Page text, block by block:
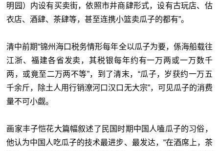
明园）内设有买卖街，依照市井商肆形式，设有古玩店、估
衣店、酒肆、茶肆等，甚至连携小篮卖瓜子的都有”。
清中前期“锦州海口税务情形每年全以瓜子为要，係海船载往
江浙、福建各省发卖，其税银每年约有一万两或一万数千
两，或竟至二万两不等”，到了清末，“瓜子，岁获约一万五
千余斤，除土人用行销潦河口汉口无大宗”，可见瓜子的消费
量不可小觑。
画家丰子恺花大篇幅叙述了民国时期中国人嗑瓜子的习俗，
他认为中国人吃瓜子的技术最进步、最发达，“在酒席上，茶